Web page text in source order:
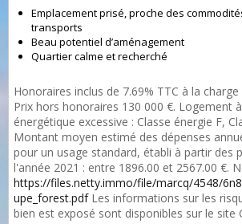
Emplacement prisé, proche des
transports
Beau potentiel d’aménagement
Quartier calme et recherché
Honoraires inclus de 7.69% TTC à la
Prix hors honoraires 130 000 €. Logement
énergétique excessive : Classe énergie F,
Montant moyen estimé des dépenses
pour un usage standard, établi à partir des
l'année 2021 : entre 1896.00 et 2567.00 €.
https://files.netty.immo/file/marcq/4548/
upe_forest.pdfLes informations sur les
bien est exposé sont disponibles sur le site